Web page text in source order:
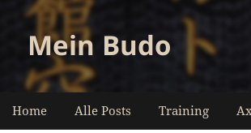
Mein Budo
Home Alle Posts Training